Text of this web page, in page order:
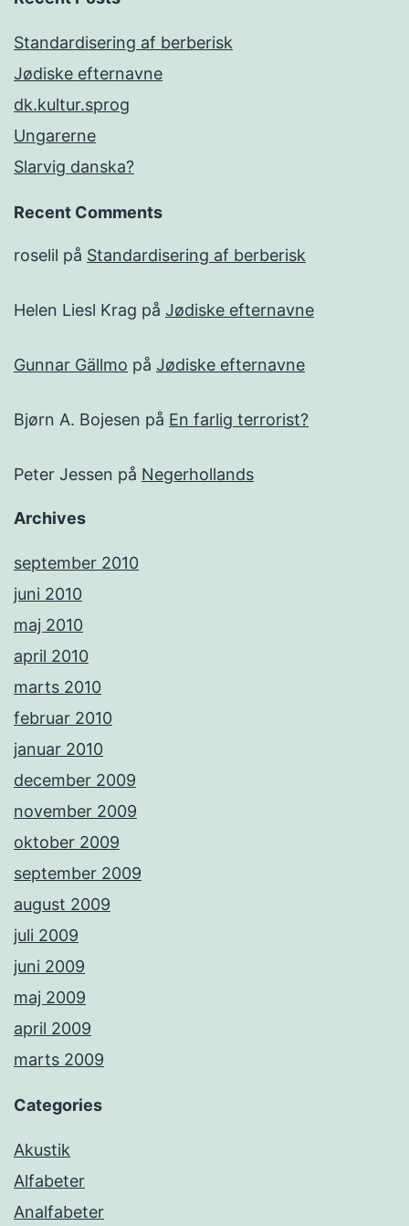
Standardisering af berberisk
Jødiske efternavne
dk.kultur.sprog
Ungarerne
Slarvig danska?
Recent Comments
roselil på Standardisering af berberisk
Helen Liesl Krag på Jødiske efternavne
Gunnar Gällmo på Jødiske efternavne
Bjørn A. Bojesen på En farlig terrorist?
Peter Jessen på Negerhollands
Archives
september 2010
juni 2010
maj 2010
april 2010
marts 2010
februar 2010
januar 2010
december 2009
november 2009
oktober 2009
september 2009
august 2009
juli 2009
juni 2009
maj 2009
april 2009
marts 2009
Categories
Akustik
Alfabeter
Analfabeter